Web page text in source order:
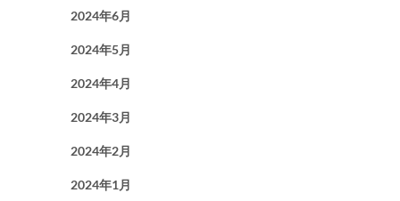
2024年6月
2024年5月
2024年4月
2024年3月
2024年2月
2024年1月